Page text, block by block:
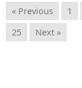
« Previous 1
25
Next »